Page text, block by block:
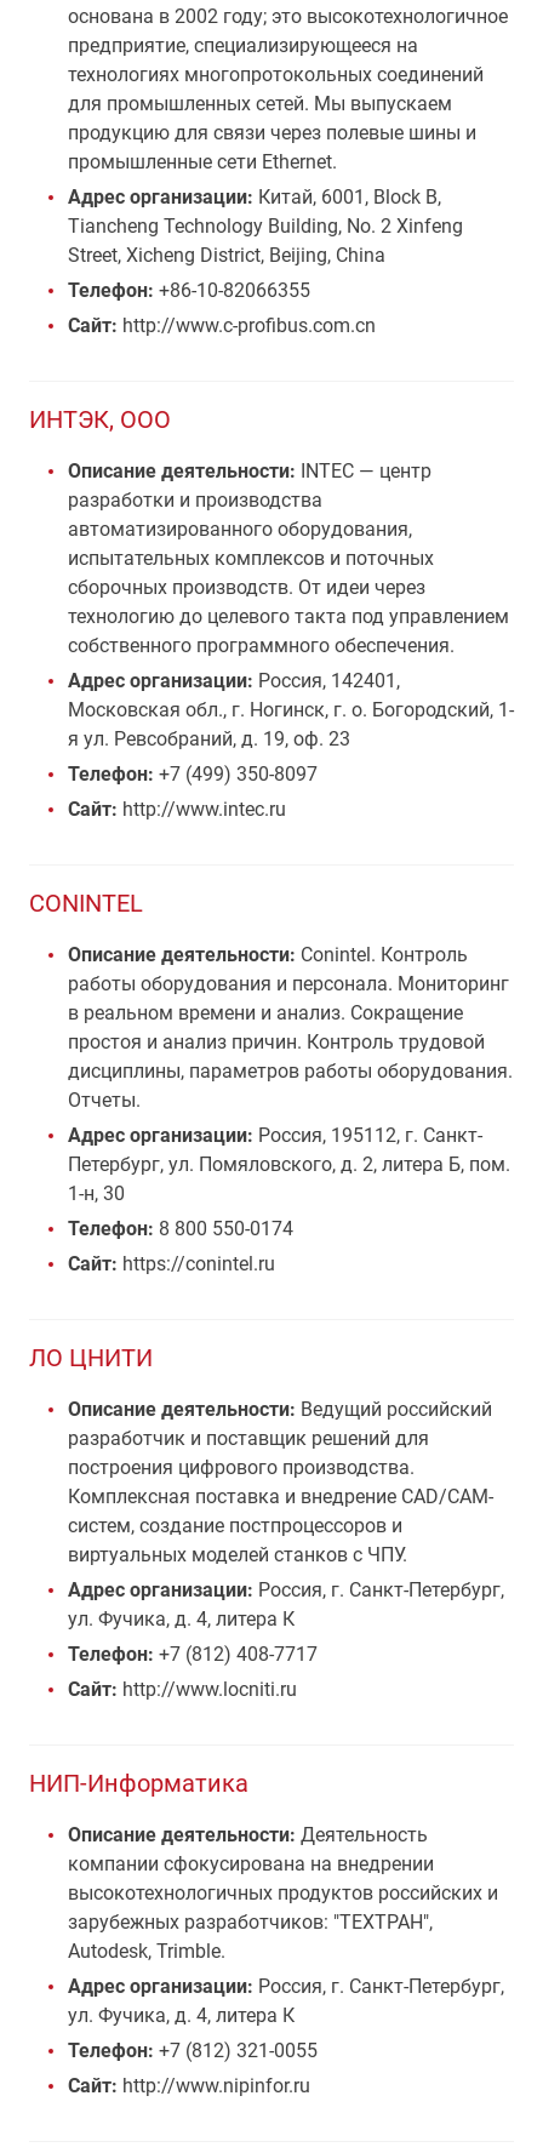
основана в 2002 году; это высокотехнологичное
предприятие, специализирующееся на
технологиях многопротокольных соединений
для промышленных сетей. Мы выпускаем
продукцию для связи через полевые шины и
промышленные сети Ethernet.
Адрес организации: Китай, 6001, Block B,
Tiancheng Technology Building, No. 2 Xinfeng
Street, Xicheng District, Beijing, China
Телефон: +86-10-82066355
Сайт: http://www.c-profibus.com.cn
ИНТЭК, ООО
Описание деятельности: INTEC — центр
разработки и производства
автоматизированного оборудования,
испытательных комплексов и поточных
сборочных производств. От идеи через
технологию до целевого такта под управлением
собственного программного обеспечения.
Адрес организации: Россия, 142401,
Московская обл., г. Ногинск, г. о. Богородский, 1-
я ул. Ревсобраний, д. 19, оф. 23
Телефон: +7 (499) 350-8097
Сайт: http://www.intec.ru
CONINTEL
Описание деятельности: Conintel. Контроль
работы оборудования и персонала. Мониторинг
в реальном времени и анализ. Сокращение
простоя и анализ причин. Контроль трудовой
дисциплины, параметров работы оборудования.
Отчеты.
Адрес организации: Россия, 195112, г. Санкт-
Петербург, ул. Помяловского, д. 2, литера Б, пом.
1-н, 30
Телефон: 8 800 550-0174
Сайт: https://conintel.ru
ЛО ЦНИТИ
Описание деятельности: Ведущий российский
разработчик и поставщик решений для
построения цифрового производства.
Комплексная поставка и внедрение CAD/CAM-
систем, создание постпроцессоров и
виртуальных моделей станков с ЧПУ.
Адрес организации: Россия, г. Санкт-Петербург,
ул. Фучика, д. 4, литера К
Телефон: +7 (812) 408-7717
Сайт: http://www.locniti.ru
НИП-Информатика
Описание деятельности: Деятельность
компании сфокусирована на внедрении
высокотехнологичных продуктов российских и
зарубежных разработчиков: "ТЕХТРАН",
Autodesk, Trimble.
Адрес организации: Россия, г. Санкт-Петербург,
ул. Фучика, д. 4, литера К
Телефон: +7 (812) 321-0055
Сайт: http://www.nipinfor.ru